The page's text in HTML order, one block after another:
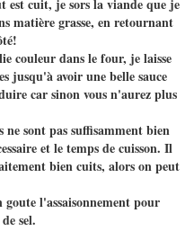
est cuit, je sors la viande que je
matière grasse, en retournant
couleur dans le four, je laisse
jusqu'à avoir une belle sauce
car sinon vous n'aurez plus
ne sont pas suffisamment bien
et le temps de cuisson. Il
bien cuits, alors on peut
goute l'assaisonnement pour
sel.